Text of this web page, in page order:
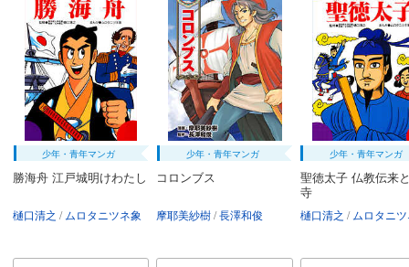
少年・青年マンガ
勝海舟 江戸城明けわたし
樋口清之 ムロタニツネ象
少年・青年マンガ
コロンブス
摩耶美紗樹 長澤和俊
少年・青年マンガ
聖徳太子 仏教伝来
寺
樋口清之 ムロタニ